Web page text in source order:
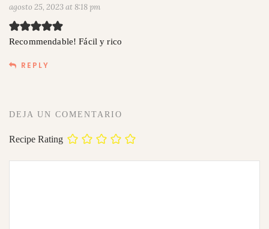
agosto 25, 2023 at 8:18 pm
Recommendable! Fácil y rico
REPLY
DEJA UN COMENTARIO
Recipe Rating